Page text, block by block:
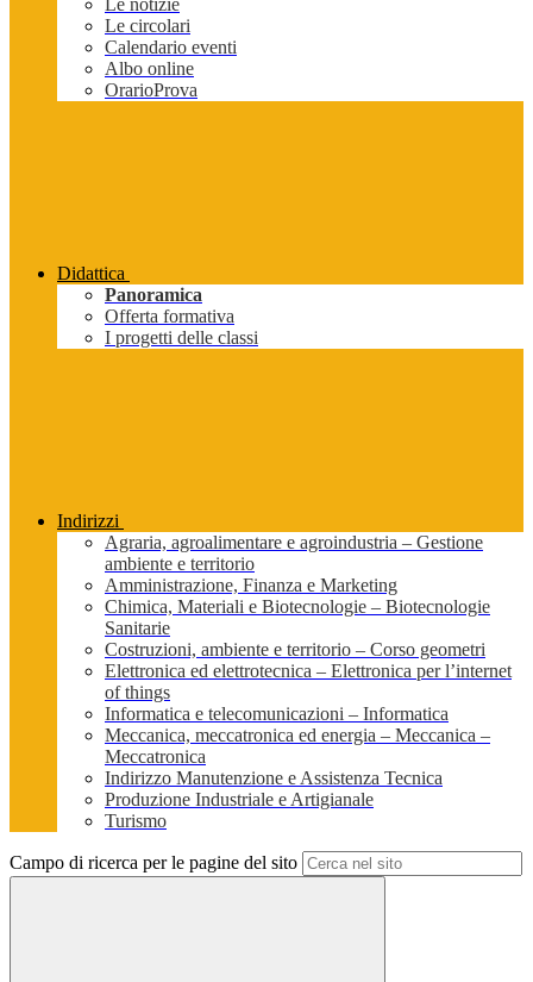
Le notizie
Le circolari
Calendario eventi
Albo online
OrarioProva
Didattica
Panoramica
Offerta formativa
I progetti delle classi
Indirizzi
Agraria, agroalimentare e agroindustria – Gestione
ambiente e territorio
Amministrazione, Finanza e Marketing
Chimica, Materiali e Biotecnologie – Biotecnologie
Sanitarie
Costruzioni, ambiente e territorio – Corso geometri
Elettronica ed elettrotecnica – Elettronica per l’internet
of things
Informatica e telecomunicazioni – Informatica
Meccanica, meccatronica ed energia – Meccanica –
Meccatronica
Indirizzo Manutenzione e Assistenza Tecnica
Produzione Industriale e Artigianale
Turismo
Campo di ricerca per le pagine del sito